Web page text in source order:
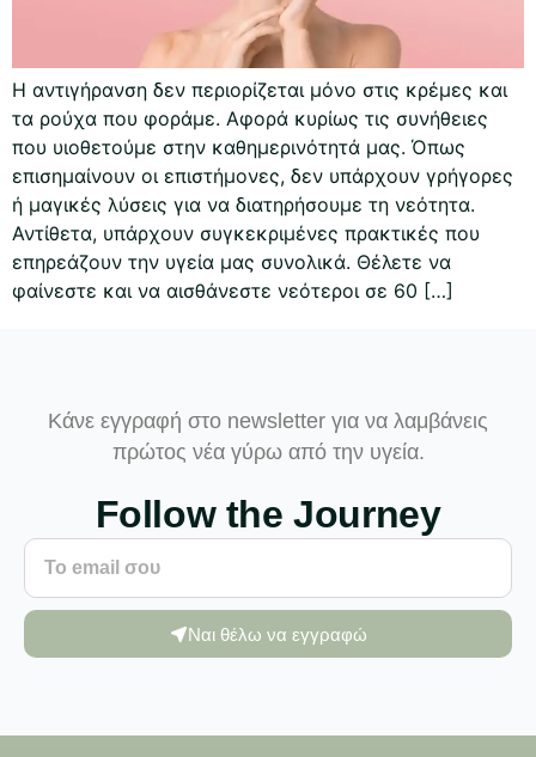
Η αντιγήρανση δεν περιορίζεται μόνο στις κρέμες και
τα ρούχα που φοράμε. Αφορά κυρίως τις συνήθειες
που υιοθετούμε στην καθημερινότητά μας. Όπως
επισημαίνουν οι επιστήμονες, δεν υπάρχουν γρήγορες
ή μαγικές λύσεις για να διατηρήσουμε τη νεότητα.
Αντίθετα, υπάρχουν συγκεκριμένες πρακτικές που
επηρεάζουν την υγεία μας συνολικά. Θέλετε να
φαίνεστε και να αισθάνεστε νεότεροι σε 60 […]
Κάνε εγγραφή στο newsletter για να λαμβάνεις
πρώτος νέα γύρω από την υγεία.
Follow the Journey
Ναι θέλω να εγγραφώ